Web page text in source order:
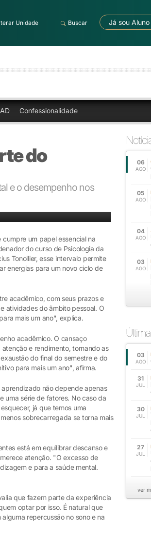
Unidade Buscar Já sou Aluno
Confessionalidade
do
e o desempenho nos
um papel essencial na
do curso de Psicologia da
Tonollier, esse intervalo permite
energias para um novo ciclo de
acadêmico, com seus prazos e
atividades do âmbito pessoal. O
mais um ano", explica.
acadêmico. O cansaço
e rendimento, tornando as
do final do semestre e do
para mais um ano", afirma.
não depende apenas
uma série de fatores. No caso da
já que temos uma
sobrecarregada se torna mais
está em equilibrar descanso e
atenção. "O excesso de
e para a saúde mental.
que fazem parte da experiência
optar por isso. É natural que
repercussão no sono e na
06
AGO
05
AGO
04
AGO
03
AGO
03
AGO
31
JUL
30
JUL
27
JUL
ver